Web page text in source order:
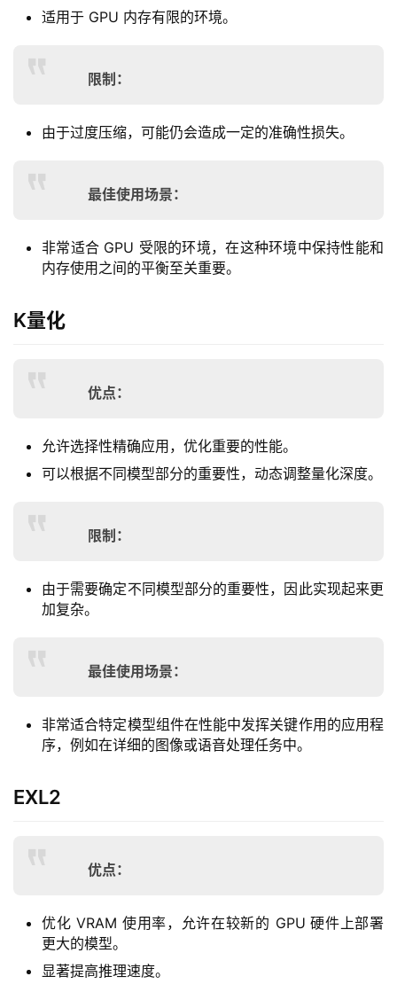
绘
梦
梦
字
适用于 GPU 内存有限的环境。
限制：
由于过度压缩，可能仍会造成一定的准确性损失。
最佳使用场景：
非常适合 GPU 受限的环境，在这种环境中保持性能和
内存使用之间的平衡至关重要。
K量化
优点：
允许选择性精确应用，优化重要的性能。
可以根据不同模型部分的重要性，动态调整量化深度。
限制：
由于需要确定不同模型部分的重要性，因此实现起来更
加复杂。
最佳使用场景：
非常适合特定模型组件在性能中发挥关键作用的应用程
序，例如在详细的图像或语音处理任务中。
EXL2
优点：
优化 VRAM 使用率，允许在较新的 GPU 硬件上部署
更大的模型。
显著提高推理速度。